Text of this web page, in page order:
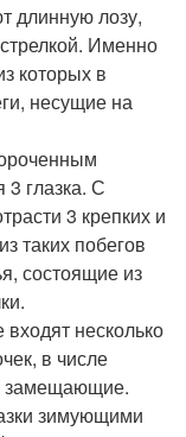
длинную лозу,
Именно
которых в
несущие на
3 глазка. С
3 крепких и
таких побегов
состоящие из
несколько
в числе
замещающие.
зимующими